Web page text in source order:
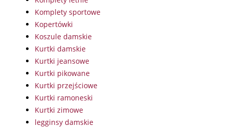
Komplety sportowe
Kopertówki
Koszule damskie
Kurtki damskie
Kurtki jeansowe
Kurtki pikowane
Kurtki przejściowe
Kurtki ramoneski
Kurtki zimowe
legginsy damskie